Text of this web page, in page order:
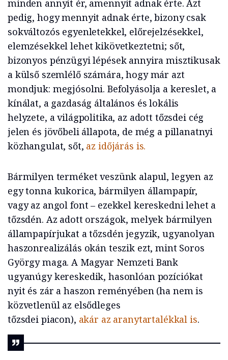
minden annyit ér, amennyit adnak érte. Azt
pedig, hogy mennyit adnak érte, bizony csak
sokváltozós egyenletekkel, előrejelzésekkel,
elemzésekkel lehet kikövetkeztetni; sőt,
bizonyos pénzügyi lépések annyira misztikusak
a külső szemlélő számára, hogy már azt
mondjuk: megjósolni. Befolyásolja a kereslet, a
kínálat, a gazdaság általános és lokális
helyzete, a világpolitika, az adott tőzsdei cég
jelen és jövőbeli állapota, de még a pillanatnyi
közhangulat, sőt, az időjárás is.
Bármilyen terméket veszünk alapul, legyen az
egy tonna kukorica, bármilyen állampapír,
vagy az angol font – ezekkel kereskedni lehet a
tőzsdén. Az adott országok, melyek bármilyen
állampapírjukat a tőzsdén jegyzik, ugyanolyan
haszonrealizálás okán teszik ezt, mint Soros
György maga. A Magyar Nemzeti Bank
ugyanúgy kereskedik, hasonlóan pozíciókat
nyit és zár a haszon reményében (ha nem is
közvetlenül az elsődleges
tőzsdei piacon), akár az aranytartalékkal is.